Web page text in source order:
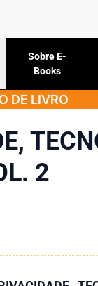
Sobre E-
Books
DE LIVRO
2